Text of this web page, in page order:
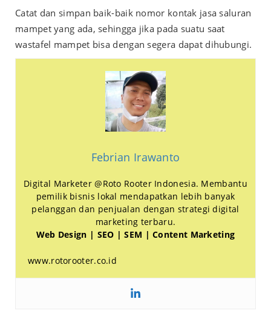
Catat dan simpan baik-baik nomor kontak jasa saluran
mampet yang ada, sehingga jika pada suatu saat
wastafel mampet bisa dengan segera dapat dihubungi.
Febrian Irawanto
Digital Marketer @Roto Rooter Indonesia. Membantu
pemilik bisnis lokal mendapatkan lebih banyak
pelanggan dan penjualan dengan strategi digital
marketing terbaru.
Web Design | SEO | SEM | Content Marketing
www.rotorooter.co.id